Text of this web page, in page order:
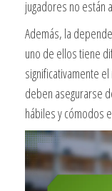
jugadores no están
Además, la
uno de ellos tiene
significativamente
deben asegurarse
hábiles y cómodos